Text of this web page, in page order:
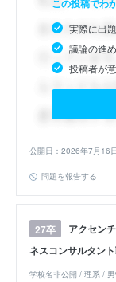
実際に出
議論の進
投稿者が
公開日：2026年7月16
問題を報告する
27卒
アクセン
ネスコンサルタン
学校名非公開 / 理系 /